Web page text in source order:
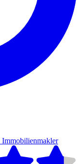
Immobilienmakler